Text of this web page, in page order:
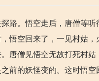
路。悟空走后，唐僧等
悟空回来了，一见村姑
唐僧见悟空无故打死村
前的妖怪变的。这时悟